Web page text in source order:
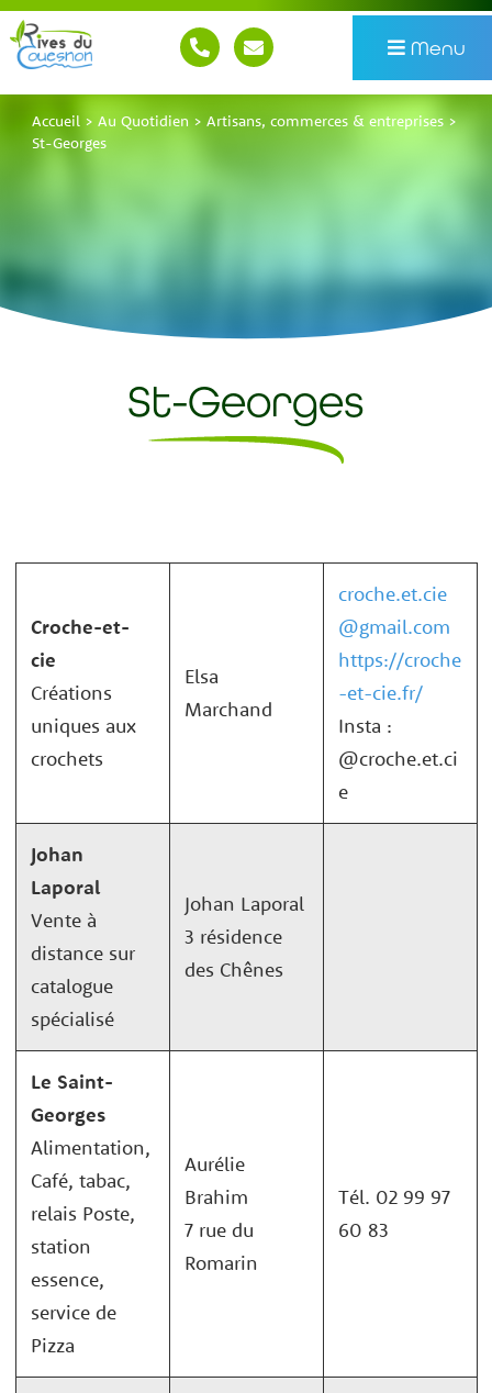
Menu
Accueil > Au Quotidien> Artisans, commerces & entreprises>
St-Georges
St-Georges
Croche-et-
cie
Créations
uniques aux
crochets
Elsa
Marchand
croche.et.cie
@gmail.com
https://croche
-et-cie.fr/
Insta :
@croche.et.ci
e
Johan
Laporal
Vente à
distance sur
catalogue
spécialisé
Johan Laporal
3 résidence
des Chênes
Le Saint-
Georges
Alimentation,
Café, tabac,
relais Poste,
station
essence,
service de
Pizza
Aurélie
Brahim
7 rue du
Romarin
Tél. 02 99 97
60 83